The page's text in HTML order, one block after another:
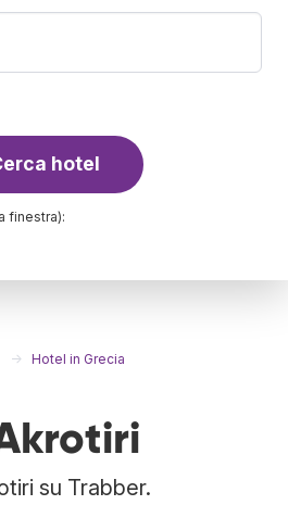
hotel
finestra):
Hotel in Grecia
su Trabber.